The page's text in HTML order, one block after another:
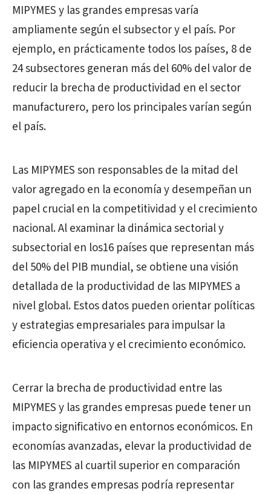
MIPYMES y las grandes empresas varía
ampliamente según el subsector y el país. Por
ejemplo, en prácticamente todos los países, 8 de
24 subsectores generan más del 60% del valor de
reducir la brecha de productividad en el sector
manufacturero, pero los principales varían según
el país.
Las MIPYMES son responsables de la mitad del
valor agregado en la economía y desempeñan un
papel crucial en la competitividad y el crecimiento
nacional. Al examinar la dinámica sectorial y
subsectorial en los16 países que representan más
del 50% del PIB mundial, se obtiene una visión
detallada de la productividad de las MIPYMES a
nivel global. Estos datos pueden orientar políticas
y estrategias empresariales para impulsar la
eficiencia operativa y el crecimiento económico.
Cerrar la brecha de productividad entre las
MIPYMES y las grandes empresas puede tener un
impacto significativo en entornos económicos. En
economías avanzadas, elevar la productividad de
las MIPYMES al cuartil superior en comparación
con las grandes empresas podría representar